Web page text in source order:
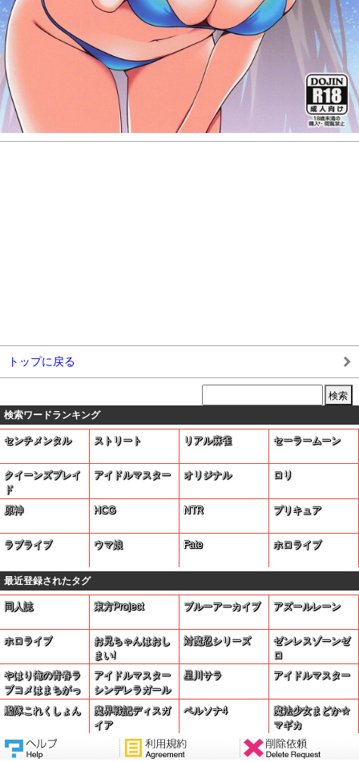
トップに戻る
検索ワードランキング
センチメンタル ストリート リアル麻雀 セーラームーン
クイーンズブレイ
ド
アイドルマスター オリジナル ロリ
原神 HCG NTR プリキュア
ラブライブ ウマ娘 Fate ホロライブ
最近登録されたタグ
同人誌 東方Project ブルーアーカイブ アズールレーン
ホロライブ
お兄ちゃんはおし
まい!
対魔忍シリーズ
ゼンレスゾーンゼ
ロ
やはり俺の青春ラ
ブコメはまちがっ
ている。
アイドルマスター
シンデレラガール
ズ
星川サラ アイドルマスター
艦隊これくしょん
魔界戦記ディスガ
イア
ペルソナ4
魔法少女まどか☆
マギカ